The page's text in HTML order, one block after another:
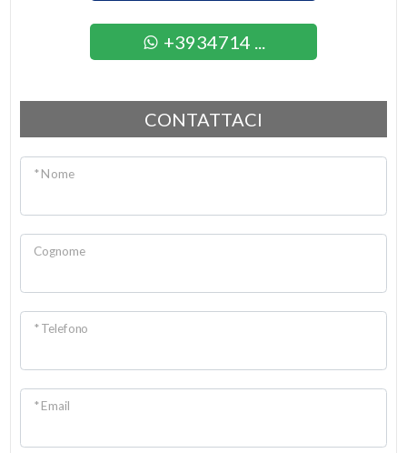
+3934714 ...
CONTATTACI
* Nome
Cognome
* Telefono
* Email
5
5+
Altre
opzioni
multiscelta